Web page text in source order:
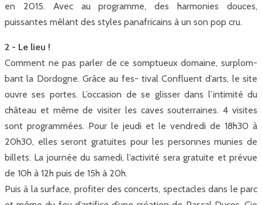
en 2015. Avec au programme, des harmonies douces,
puissantes mêlant des styles panafricains à un son pop cru.
2 - Le lieu !
Comment ne pas parler de ce somptueux domaine, surplom-
bant la Dordogne. Grâce au fes- tival Confluent d’arts, le site
ouvre ses portes. L’occasion de se glisser dans l’intimité du
château et même de visiter les caves souterraines. 4 visites
sont programmées. Pour le jeudi et le vendredi de 18h30 à
20h30, elles seront gratuites pour les personnes munies de
billets. La journée du samedi, l’activité sera gratuite et prévue
de 10h à 12h puis de 15h à 20h.
Puis à la surface, profiter des concerts, spectacles dans le parc